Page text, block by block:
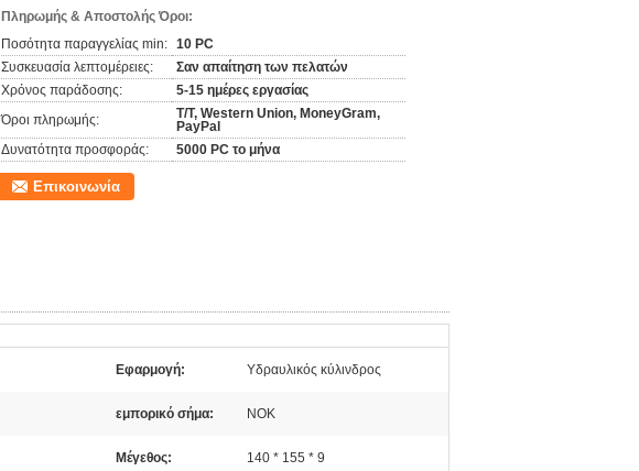
Πληρωμής & Αποστολής Όροι:
Ποσότητα παραγγελίας min: 10 PC
Συσκευασία λεπτομέρειες:
Σαν απαίτηση των πελατών
Χρόνος παράδοσης:
5-15 ημέρες εργασίας
Όροι πληρωμής:
T/T, Western Union, MoneyGram,
PayPal
Δυνατότητα προσφοράς:
5000 PC το μήνα
Επικοινωνία
Εφαρμογή: Υδραυλικός κύλινδρος
εμπορικό σήμα: NOK
Μέγεθος: 140 * 155 * 9